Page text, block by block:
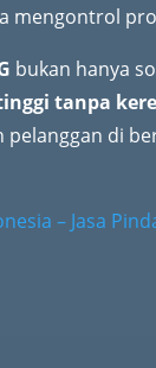
mengontrol
bukan hanya
tanpa
di
– Jasa